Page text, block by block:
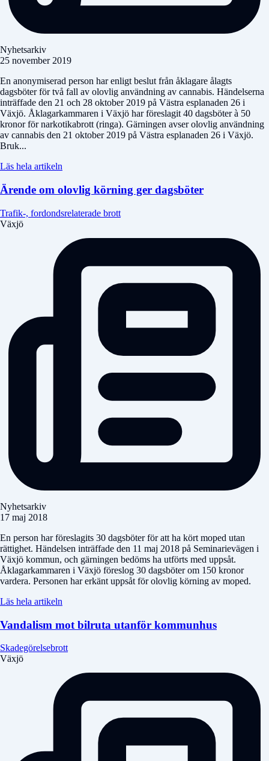
Nyhetsarkiv
25 november 2019
En anonymiserad person har enligt beslut från åklagare ålagts
dagsböter för två fall av olovlig användning av cannabis. Händelserna
inträffade den 21 och 28 oktober 2019 på Västra esplanaden 26 i
Växjö. Åklagarkammaren i Växjö har föreslagit 40 dagsböter à 50
kronor för narkotikabrott (ringa). Gärningen avser olovlig användning
av cannabis den 21 oktober 2019 på Västra esplanaden 26 i Växjö.
Bruk...
Läs hela artikeln
Ärende om olovlig körning ger dagsböter
Trafik-, fordondsrelaterade brott
Växjö
Nyhetsarkiv
17 maj 2018
En person har föreslagits 30 dagsböter för att ha kört moped utan
rättighet. Händelsen inträffade den 11 maj 2018 på Seminarievägen i
Växjö kommun, och gärningen bedöms ha utförts med uppsåt.
Åklagarkammaren i Växjö föreslog 30 dagsböter om 150 kronor
vardera. Personen har erkänt uppsåt för olovlig körning av moped.
Läs hela artikeln
Vandalism mot bilruta utanför kommunhus
Skadegörelsebrott
Växjö